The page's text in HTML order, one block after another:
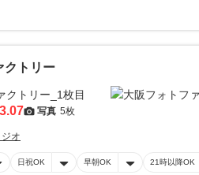
クトリー
3.07 写真 5枚
オ
日祝OK 早朝OK 21時以降OK